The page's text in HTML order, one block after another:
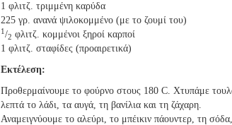
1 φλιτζ. τριμμένη καρύδα
225 γρ. ανανά ψιλοκομμένο (με το ζουμί του)
1 /2 φλιτζ. κομμένοι ξηροί καρποί
1 φλιτζ. σταφίδες (προαιρετικά)
Εκτέλεση:
Προθερμαίνουμε το φούρνο στους 180 C. Χτυπάμε
λεπτά το λάδι, τα αυγά, τη βανίλια και τη ζάχαρη.
Αναμειγνύουμε το αλεύρι, το μπέικιν πάουντερ, τη